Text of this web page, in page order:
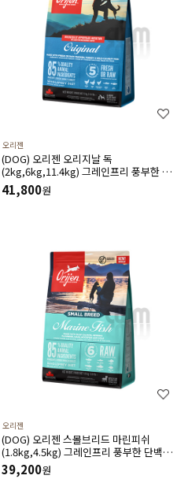
오리젠
(DOG) 오리젠 오리지날 독
(2kg,6kg,11.4kg) 그레인프리 풍부한 단
백질 미네랄 함유
41,800원
오리젠
(DOG) 오리젠 스몰브리드 마린피쉬
(1.8kg,4.5kg) 그레인프리 풍부한 단백질
미네랄 함유
39,200원